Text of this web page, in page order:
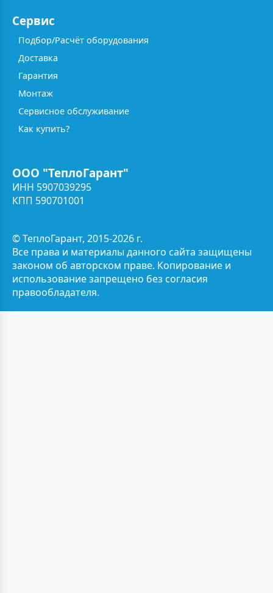
Сервис
Подбор/Расчёт оборудования
Доставка
Гарантия
Монтаж
Сервисное обслуживание
Как купить?
ООО "ТеплоГарант"
ИНН 5907039295
КПП 590701001
© ТеплоГарант, 2015-2026 г.
Все права и материалы данного сайта защищены
законом об авторском праве. Копирование и
использование запрещено без согласия
правообладателя.